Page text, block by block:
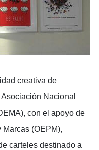
creativa de
Nacional
con el apoyo de
Marcas (OEPM),
carteles destinado a